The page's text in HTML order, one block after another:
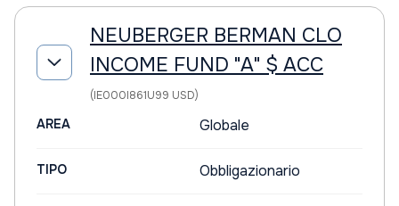
NEUBERGER BERMAN CLO
INCOME FUND "A" $ ACC
(IE000I861U99 USD)
AREA Globale
TIPO Obbligazionario